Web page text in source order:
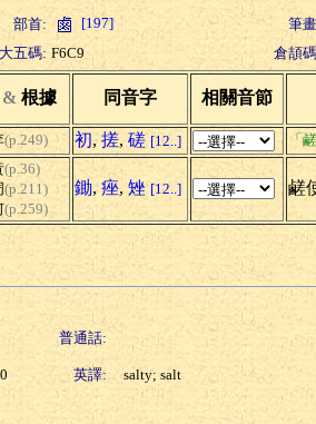
部首: [197]
筆
大五碼: F6C9 倉頡
& 根據 同音字 相關音節
(p.249) 初, 搓, 磋 [12..] 「
(p.36)
(p.211)
(p.259)
鋤, 痤, 矬 [12..] 鹺
普通話:
英譯: salty; salt